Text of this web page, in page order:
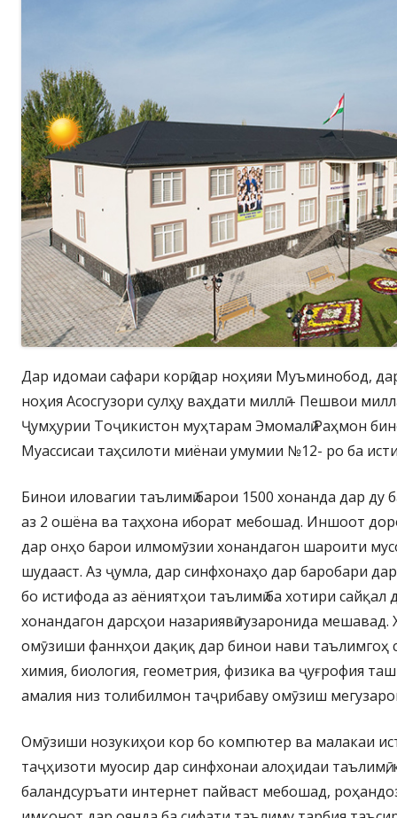
Дар идомаи сафари корӣ дар ноҳияи Муъминобод,
ноҳия Асосгузори сулҳу ваҳдати миллӣ – Пешвои
Ҷумҳурии Тоҷикистон муҳтарам Эмомалӣ Раҳмон
Муассисаи таҳсилоти миёнаи умумии №12- ро ба
Бинои иловагии таълимӣ барои 1500 хонанда дар ду
аз 2 ошёна ва таҳхона иборат мебошад. Иншоот
дар онҳо барои илмомӯзии хонандагон шароити
шудааст. Аз ҷумла, дар синфхонаҳо дар баробари
бо истифода аз аёниятҳои таълимӣ ба хотири
хонандагон дарсҳои назариявӣ гузаронида мешавад.
омӯзиши фаннҳои дақиқ дар бинои нави таълимгоҳ
химия, биология, геометрия, физика ва ҷуғрофия
амалия низ толибилмон таҷрибаву омӯзиш
Омӯзиши нозукиҳои кор бо компютер ва малакаи
таҷҳизоти муосир дар синфхонаи алоҳидаи таълимӣ,
баландсуръати интернет пайваст мебошад,